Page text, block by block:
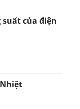
suất của điện